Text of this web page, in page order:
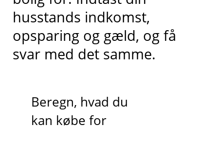
husstands indkomst,
opsparing og gæld, og få
svar med det samme.
Beregn, hvad du
kan købe for